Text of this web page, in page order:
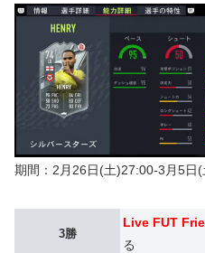
期間：2月26日(土)27:00-3月5日
3勝
Live FUT
る